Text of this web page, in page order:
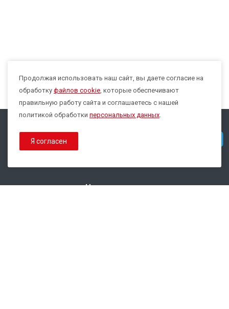
Max
Продолжая использовать наш сайт, вы даете согласие на
обработку файлов cookie, которые обеспечивают
правильную работу сайта и соглашаетесь с нашей
политикой обработки персональных данных.
Я согласен
© 2026 Все права защищены.
Наши контакты